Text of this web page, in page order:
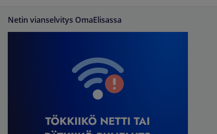
Netin vianselvitys OmaElisassa